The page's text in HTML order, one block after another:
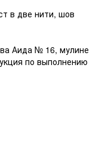
в две нити, шов
Аида № 16, мулине
по выполнению